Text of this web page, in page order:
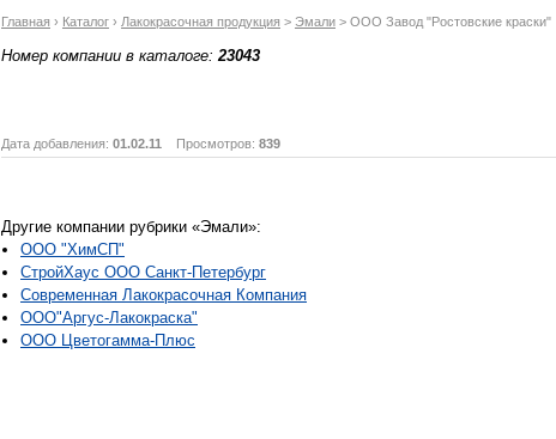
Главная › Каталог › Лакокрасочная продукция > Эмали > ООО Завод "Ростовские краски"
Номер компании в каталоге:23043
Дата добавления: 01.02.11 Просмотров: 839
Другие компании рубрики «Эмали»:
ООО "ХимСП"
СтройХаус ООО Санкт-Петербург
Современная Лакокрасочная Компания
ООО"Аргус-Лакокраска"
ООО Цветогамма-Плюс